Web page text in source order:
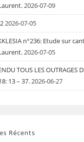
2026-07-09
2026-07-05
n°236: Etude sur
2026-07-05
TOUS LES OUTRAGES
13 – 37.2026-06-27
Récents